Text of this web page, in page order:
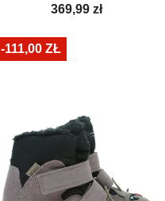
Cena
369,99 zł
-111,00 ZŁ